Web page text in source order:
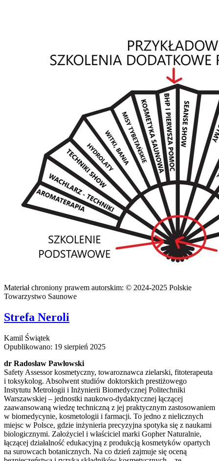
Materiał chroniony prawem autorskim: © 2024-2025 Polskie
Towarzystwo Saunowe
Strefa Neroli
Kamil Świątek
Opublikowano: 19 sierpień 2025
dr Radosław Pawłowski
Safety Assessor kosmetyczny, towaroznawca zielarski, fitoterapeuta
i toksykolog. Absolwent studiów doktorskich prestiżowego
Instytutu Metrologii i Inżynierii Biomedycznej Politechniki
Warszawskiej – jednostki naukowo-dydaktycznej łączącej
zaawansowaną wiedzę techniczną z jej praktycznym zastosowaniem
w biomedycynie, kosmetologii i farmacji. To jedno z nielicznych
miejsc w Polsce, gdzie inżynieria precyzyjna spotyka się z naukami
biologicznymi. Założyciel i właściciel marki Gopher Naturalnie,
łączącej działalność edukacyjną z produkcją kosmetyków opartych
na surowcach botanicznych. Na co dzień zajmuje się oceną